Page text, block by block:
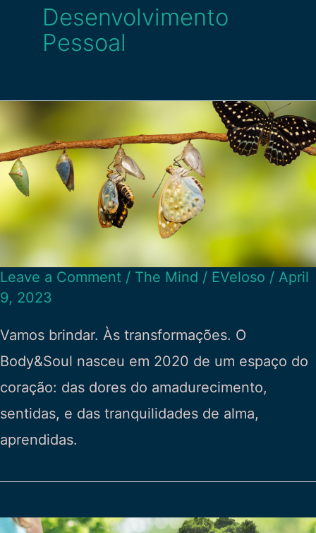
Desenvolvimento
Pessoal
Leave a Comment / The Mind / EVeloso / April
9, 2023
Vamos brindar. Às transformações. O
Body&Soul nasceu em 2020 de um espaço do
coração: das dores do amadurecimento,
sentidas, e das tranquilidades de alma,
aprendidas.